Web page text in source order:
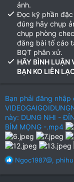
ảnh.
Đọc kỹ phần
đúng hãy chụp
chụp phòng
đăng bài tố cáo
BQT phân xử.
HÃY BÌNH LUẬN
BẠN KO LIÊN
Bạn phải đăng nhập
này: DUNG NHI -
BÍM MỌNG -.mp4
R
Ngoc1987@,